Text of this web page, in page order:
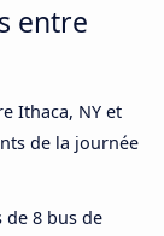
entre
Ithaca, NY et
de la journée
8 bus de